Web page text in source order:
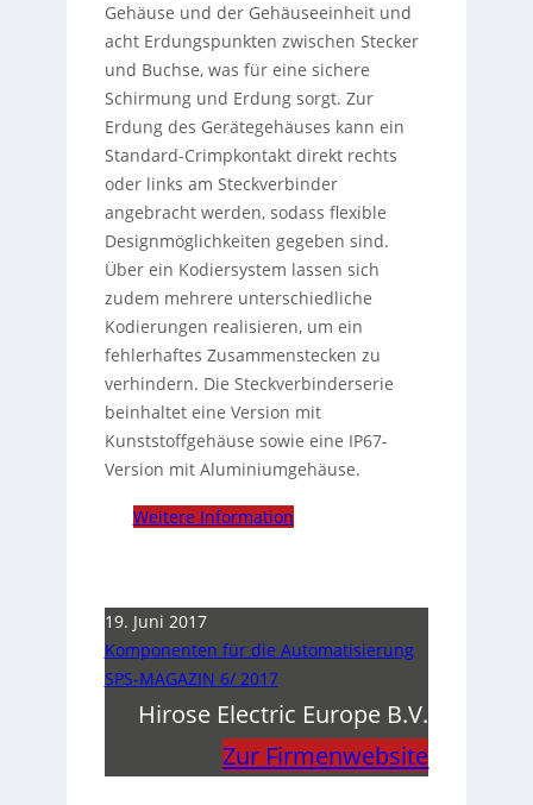
Gehäuse und der Gehäuseeinheit und
acht Erdungspunkten zwischen Stecker
und Buchse, was für eine sichere
Schirmung und Erdung sorgt. Zur
Erdung des Gerätegehäuses kann ein
Standard-Crimpkontakt direkt rechts
oder links am Steckverbinder
angebracht werden, sodass flexible
Designmöglichkeiten gegeben sind.
Über ein Kodiersystem lassen sich
zudem mehrere unterschiedliche
Kodierungen realisieren, um ein
fehlerhaftes Zusammenstecken zu
verhindern. Die Steckverbinderserie
beinhaltet eine Version mit
Kunststoffgehäuse sowie eine IP67-
Version mit Aluminiumgehäuse.
Weitere Information
19. Juni 2017
Komponenten für die Automatisierung
SPS-MAGAZIN 6/ 2017
Hirose Electric Europe B.V.
Zur Firmenwebsite